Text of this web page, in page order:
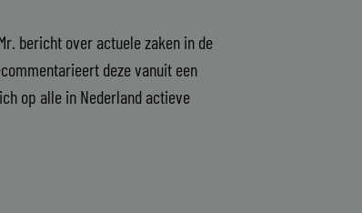
bericht over actuele zaken in de
deze vanuit een
op alle in Nederland actieve